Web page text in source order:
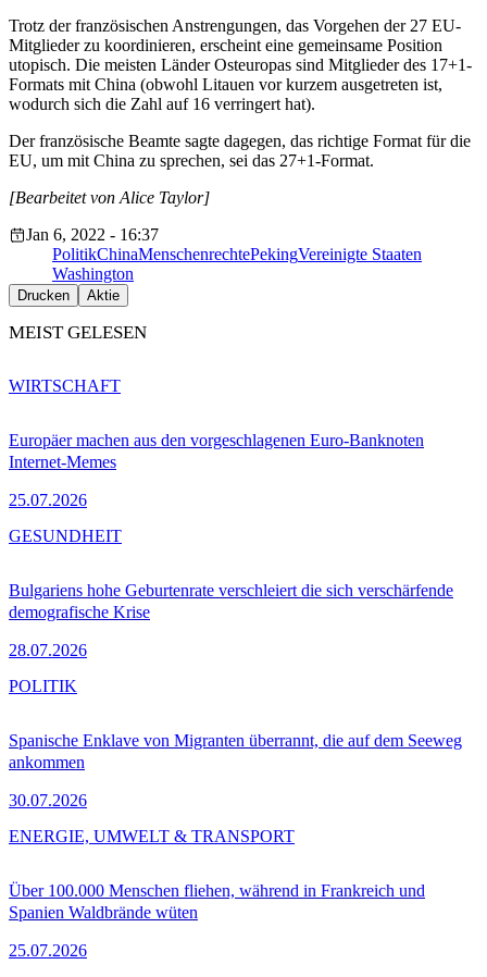
Trotz der französischen Anstrengungen, das Vorgehen der 27 EU-
Mitglieder zu koordinieren, erscheint eine gemeinsame Position
utopisch. Die meisten Länder Osteuropas sind Mitglieder des 17+1-
Formats mit China (obwohl Litauen vor kurzem ausgetreten ist,
wodurch sich die Zahl auf 16 verringert hat).
Der französische Beamte sagte dagegen, das richtige Format für die
EU, um mit China zu sprechen, sei das 27+1-Format.
[Bearbeitet von Alice Taylor]
Jan 6, 2022 - 16:37
PolitikChinaMenschenrechtePekingVereinigte Staaten
Washington
Drucken Aktie
MEIST GELESEN
Europäer machen aus den vorgeschlagenen Euro-Banknoten
Internet-Memes
25.07.2026
WIRTSCHAFT
Bulgariens hohe Geburtenrate verschleiert die sich verschärfende
demografische Krise
28.07.2026
GESUNDHEIT
Spanische Enklave von Migranten überrannt, die auf dem Seeweg
ankommen
30.07.2026
POLITIK
Über 100.000 Menschen fliehen, während in Frankreich und
Spanien Waldbrände wüten
25.07.2026
ENERGIE, UMWELT & TRANSPORT